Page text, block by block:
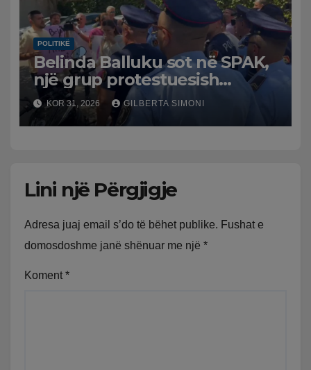
POLITIKË
Belinda Balluku sot në SPAK,
një grup protestuesish
grumbullohen para
Prokurorisë së Posaçme
KOR 31, 2026 GILBERTA SIMONI
Lini një Përgjigje
Adresa juaj email s’do të bëhet publike. Fushat e
domosdoshme janë shënuar me një *
Koment *